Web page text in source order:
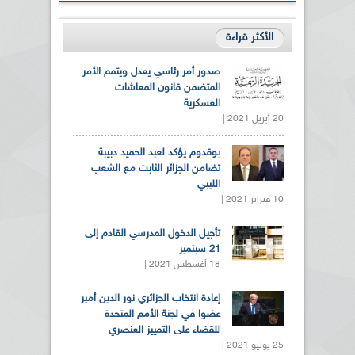
الأكثر قراءة
صدور أمر رئاسي يعدل ويتمم الأمر
المتضمن قانون المعاشات
العسكرية
20 أبريل 2021 |
بوقدوم يؤكد لعبد الحميد دبيبة
تضامن الجزائر الثابت مع الشعب
الليبي
10 فبراير 2021 |
تأجيل الدخول المدرسي القادم إلى
21 سبتمبر
18 أغسطس 2021 |
إعادة انتخاب الجزائري نور الدين أمير
عضوا في لجنة الأمم المتحدة
للقضاء على التمييز العنصري
25 يونيو 2021 |